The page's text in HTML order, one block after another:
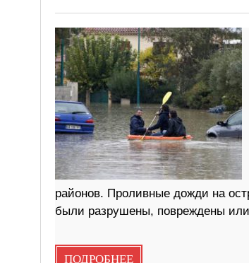
районов. Проливные дожди на
были разрушены, повреждены
ПОДРОБНЕЕ